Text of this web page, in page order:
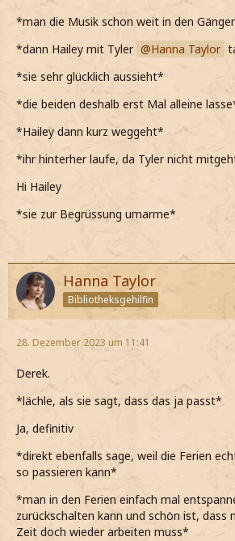
*man die Musik schon weit in den
*dann Hailey mit Tyler
Hanna Taylor
*sie sehr glücklich aussieht*
*die beiden deshalb erst Mal alleine
*Hailey dann kurz weggeht*
*ihr hinterher laufe, da Tyler nicht
Hi Hailey
*sie zur Begrüssung umarme*
Hanna Taylor
Bibliotheksgehilfin
28. Dezember 2023 um 11:41
Derek.
*lächle, als sie sagt, dass das ja passt*
Ja, definitiv
*direkt ebenfalls sage, weil die Ferien
so passieren kann*
*man in den Ferien einfach mal
zurückschalten kann und schön ist, dass
Zeit doch wieder arbeiten muss*